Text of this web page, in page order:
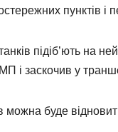
підіб’ють на
і заскочив у
можна буде